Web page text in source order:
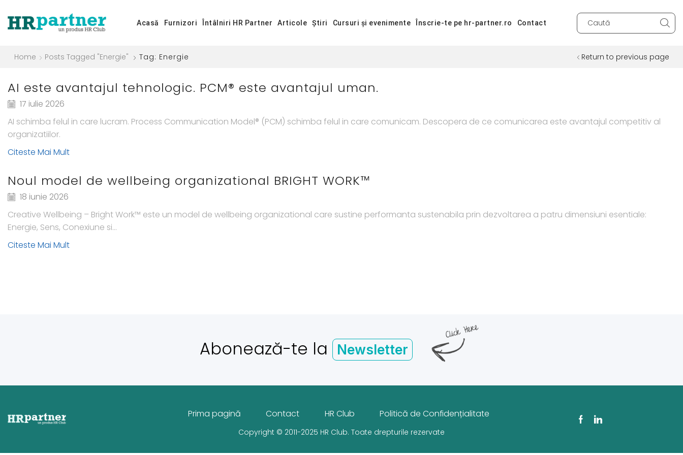
Acasă Furnizori Întâlniri HR Partner Articole Știri Cursuri și evenimente Înscrie-te pe hr-partner.ro Contact
Return to previous page
Home Posts Tagged "energie" Tag: Energie
AI este avantajul tehnologic. PCM® este avantajul uman.
17 iulie 2026
AI schimba felul in care lucram. Process Communication Model® (PCM) schimba felul in care comunicam. Descopera de ce comunicarea este avantajul competitiv al
organizatiilor.
Citeste Mai Mult
Noul model de wellbeing organizational BRIGHT WORK™
18 iunie 2026
Creative Wellbeing – Bright Work™ este un model de wellbeing organizational care sustine performanta sustenabila prin dezvoltarea a patru dimensiuni esentiale:
Energie, Sens, Conexiune si...
Citeste Mai Mult
Abonează-te la Newsletter
Prima pagină Contact HR Club Politică de Confidențialitate
Copyright © 2011-2025 HR Club. Toate drepturile rezervate
Facebook
Linkedin